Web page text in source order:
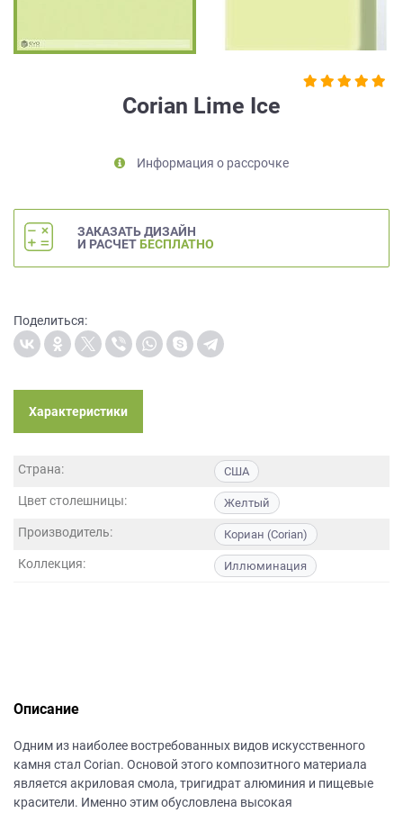
Corian Lime Ice
Информация о рассрочке
ЗАКАЗАТЬ ДИЗАЙН
И РАСЧЕТ БЕСПЛАТНО
Поделиться:
Характеристики
Страна: США
Цвет столешницы: Желтый
Производитель: Кориан (Corian)
Коллекция: Иллюминация
Описание
Одним из наиболее востребованных видов искусственного
камня стал Corian. Основой этого композитного материала
является акриловая смола, тригидрат алюминия и пищевые
красители. Именно этим обусловлена высокая
персональных
метрическими
программами
условиях
Политики
персональных
данных.